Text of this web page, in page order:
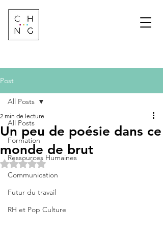
Post
All Posts
Formation
Ressources Humaines
Communication
Futur du travail
RH et Pop Culture
All Posts
Un peu de poésie dans ce
monde de brut
2 min de lecture
Noté NaN étoiles sur 5.